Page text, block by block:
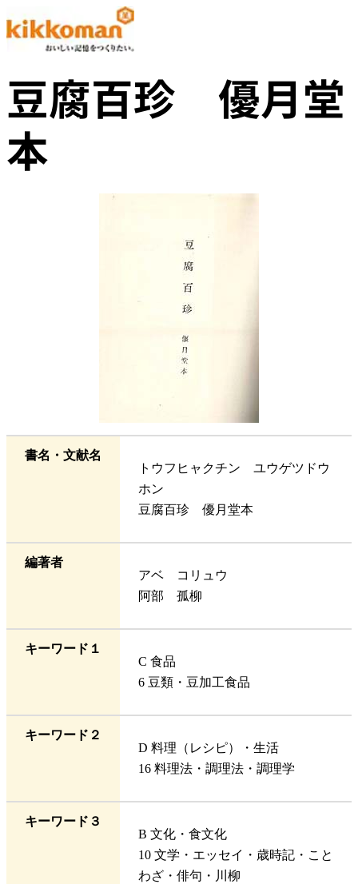
豆腐百珍 優月堂
本
書名・文献名
トウフヒャクチン ユウゲツドウ
ホン
豆腐百珍 優月堂本
編著者
アベ コリュウ
阿部 孤柳
キーワード１
C 食品
6 豆類・豆加工食品
キーワード２
D 料理（レシピ）・生活
16 料理法・調理法・調理学
キーワード３
B 文化・食文化
10 文学・エッセイ・歳時記・こと
わざ・俳句・川柳